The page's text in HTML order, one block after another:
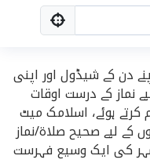
دن کے شیڈول اور اپنی
نماز کے درست اوقات
ہوئے، اسلامک میٹ
لیے صحیح صلاۃ/نماز
کی ایک وسیع فہرست